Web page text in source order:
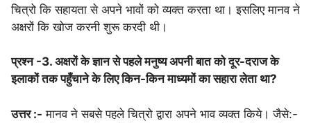
चित्रो कि सहायता से अपने भावों को व्यक्त करता था। इसलिए मानव ने
अक्षरों कि खोज करनी शुरू करदी थी।
प्रश्न -3. अक्षरों के ज्ञान से पहले मनुष्य अपनी बात को दूर-दराज के
इलाकों तक पहुँचाने के लिए किन-किन माध्यमों का सहारा लेता था?
उत्तर :- मानव ने सबसे पहले चित्रो द्वारा अपने भाव व्यक्त किये। जैसे:-